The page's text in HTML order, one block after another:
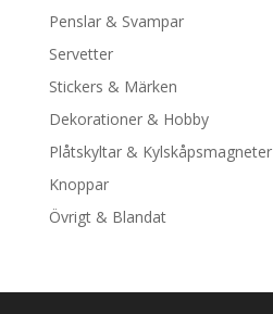
Penslar & Svampar
Servetter
Stickers & Märken
Dekorationer & Hobby
Plåtskyltar & Kylskåpsmagneter
Knoppar
Övrigt & Blandat